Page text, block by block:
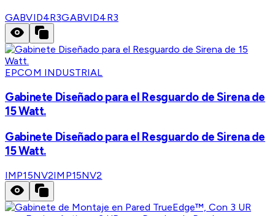
GABVID4R3GABVID4R3
EPCOM INDUSTRIAL
Gabinete Diseñado para el Resguardo de Sirena de
15 Watt.
Gabinete Diseñado para el Resguardo de Sirena de
15 Watt.
IMP15NV2IMP15NV2